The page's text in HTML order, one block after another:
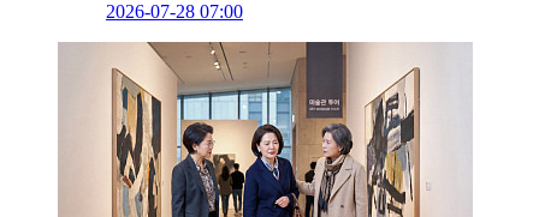
2026-07-28 07:00